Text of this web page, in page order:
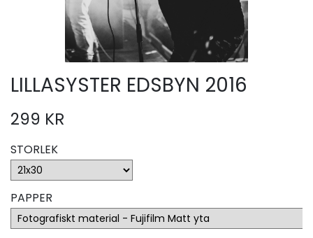
LILLASYSTER EDSBYN 2016
299 KR
STORLEK
PAPPER